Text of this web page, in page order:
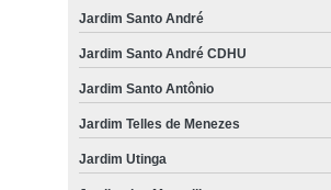
Jardim Santo André
Jardim Santo André CDHU
Jardim Santo Antônio
Jardim Telles de Menezes
Jardim Utinga